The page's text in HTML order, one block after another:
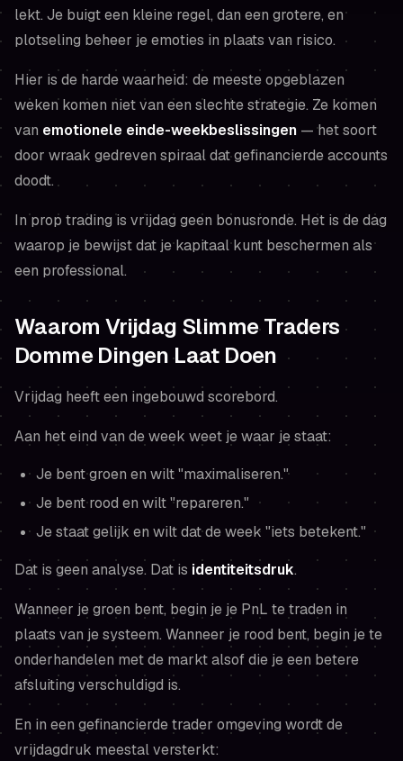
lekt. Je buigt een kleine regel, dan een grotere, en
plotseling beheer je emoties in plaats van risico.
Hier is de harde waarheid: de meeste opgeblazen
weken komen niet van een slechte strategie. Ze komen
van emotionele einde-weekbeslissingen — het soort
door wraak gedreven spiraal dat gefinancierde accounts
doodt.
In prop trading is vrijdag geen bonusronde. Het is de dag
waarop je bewijst dat je kapitaal kunt beschermen als
een professional.
Waarom Vrijdag Slimme Traders
Domme Dingen Laat Doen
Vrijdag heeft een ingebouwd scorebord.
Aan het eind van de week weet je waar je staat:
Je bent groen en wilt "maximaliseren."
Je bent rood en wilt "repareren."
Je staat gelijk en wilt dat de week "iets betekent."
Dat is geen analyse. Dat is identiteitsdruk.
Wanneer je groen bent, begin je je PnL te traden in
plaats van je systeem. Wanneer je rood bent, begin je te
onderhandelen met de markt alsof die je een betere
afsluiting verschuldigd is.
En in een gefinancierde trader omgeving wordt de
vrijdagdruk meestal versterkt: